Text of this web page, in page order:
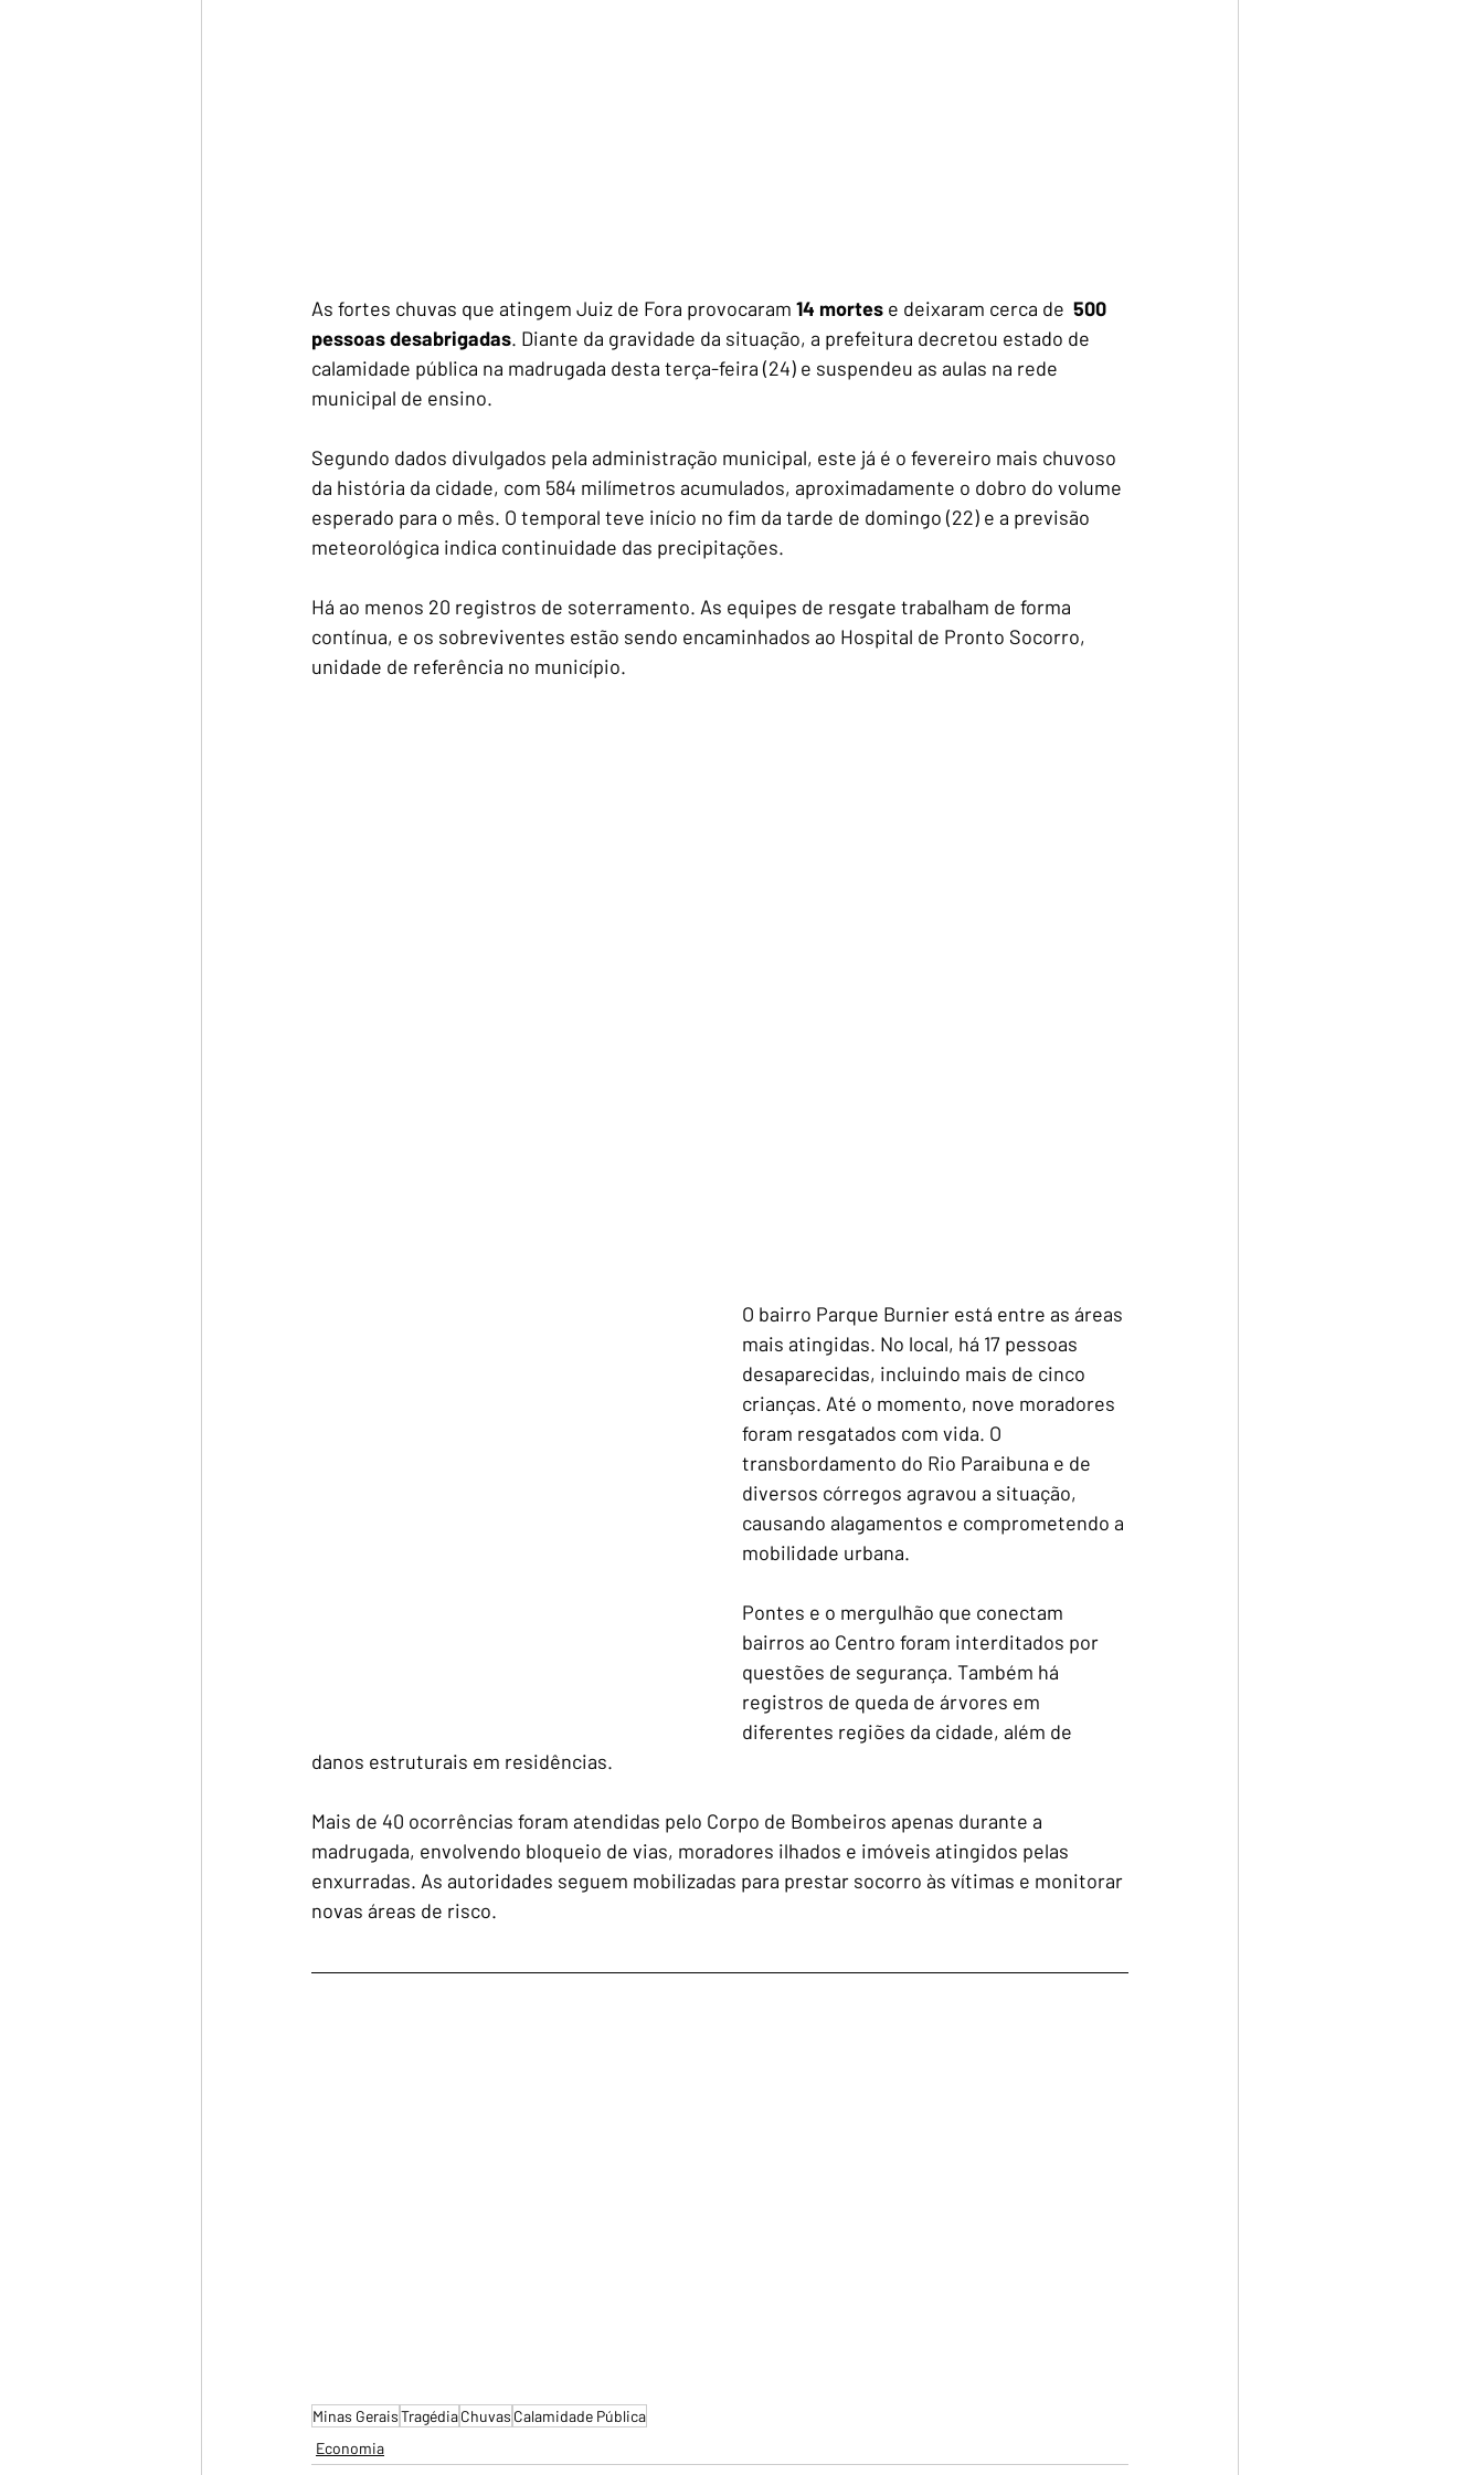
As fortes chuvas que atingem Juiz de Fora provocaram 14 mortes e deixaram cerca de 500
pessoas desabrigadas. Diante da gravidade da situação, a prefeitura decretou estado de
calamidade pública na madrugada desta terça-feira (24) e suspendeu as aulas na rede
municipal de ensino.
Segundo dados divulgados pela administração municipal, este já é o fevereiro mais chuvoso
da história da cidade, com 584 milímetros acumulados, aproximadamente o dobro do volume
esperado para o mês. O temporal teve início no fim da tarde de domingo (22) e a previsão
meteorológica indica continuidade das precipitações.
Há ao menos 20 registros de soterramento. As equipes de resgate trabalham de forma
contínua, e os sobreviventes estão sendo encaminhados ao Hospital de Pronto Socorro,
unidade de referência no município.
O bairro Parque Burnier está entre as áreas
mais atingidas. No local, há 17 pessoas
desaparecidas, incluindo mais de cinco
crianças. Até o momento, nove moradores
foram resgatados com vida. O
transbordamento do Rio Paraibuna e de
diversos córregos agravou a situação,
causando alagamentos e comprometendo a
mobilidade urbana.
Pontes e o mergulhão que conectam
bairros ao Centro foram interditados por
questões de segurança. Também há
registros de queda de árvores em
diferentes regiões da cidade, além de
danos estruturais em residências.
Mais de 40 ocorrências foram atendidas pelo Corpo de Bombeiros apenas durante a
madrugada, envolvendo bloqueio de vias, moradores ilhados e imóveis atingidos pelas
enxurradas. As autoridades seguem mobilizadas para prestar socorro às vítimas e monitorar
novas áreas de risco.
Minas GeraisTragédiaChuvas Calamidade Pública
Economia